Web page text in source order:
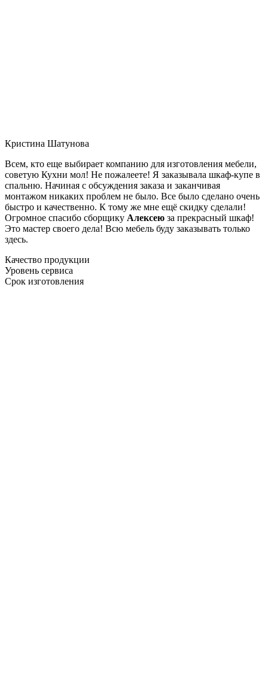
Кристина Шатунова
Всем, кто еще выбирает компанию для изготовления мебели,
советую Кухни мол! Не пожалеете! Я заказывала шкаф-купе в
спальню. Начиная с обсуждения заказа и заканчивая
монтажом никаких проблем не было. Все было сделано очень
быстро и качественно. К тому же мне ещё скидку сделали!
Огромное спасибо сборщику Алексею за прекрасный шкаф!
Это мастер своего дела! Всю мебель буду заказывать только
здесь.
Качество продукции
Уровень сервиса
Срок изготовления